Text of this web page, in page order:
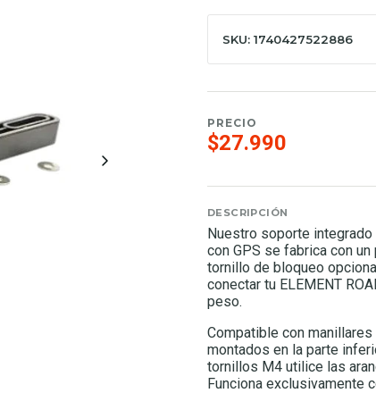
SKU: 1740427522886
PRECIO
$27.990
DESCRIPCIÓN
Nuestro soporte integrado
con GPS se fabrica con
tornillo de bloqueo
conectar tu ELEMENT
peso.
Compatible con
montados en la parte
tornillos M4 utilice las
Funciona exclusivamente